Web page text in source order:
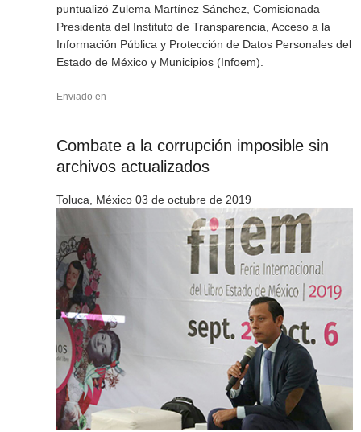
puntualizó Zulema Martínez Sánchez, Comisionada
Presidenta del Instituto de Transparencia, Acceso a la
Información Pública y Protección de Datos Personales del
Estado de México y Municipios (Infoem).
Enviado en
Combate a la corrupción imposible sin
archivos actualizados
Toluca, México 03 de octubre de 2019